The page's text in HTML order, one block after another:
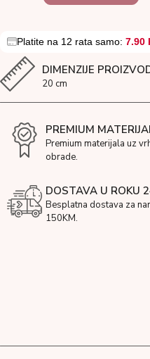
Platite na 12 rata samo: 7.90
DIMENZIJE
20 cm
PREMIUM
Premium materijala uz
obrade.
DOSTAVA U ROKU
Besplatna dostava za
150KM.